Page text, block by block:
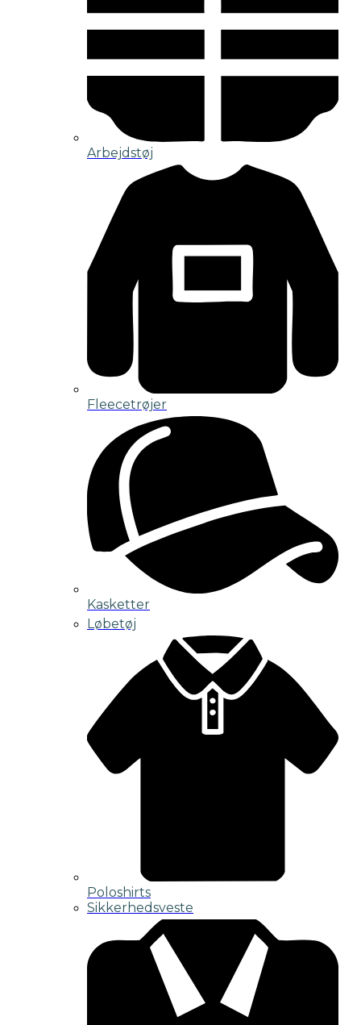
Arbejdstøj
Fleecetrøjer
Kasketter
Løbetøj
Poloshirts
Sikkerhedsveste